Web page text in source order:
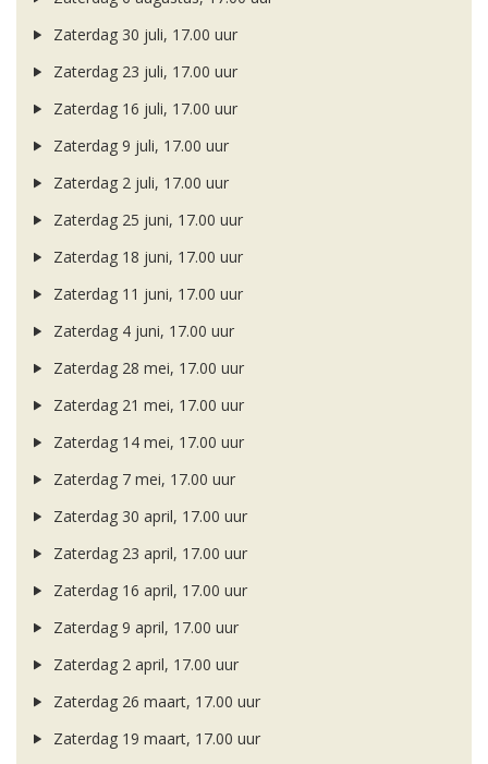
Zaterdag 30 juli, 17.00 uur
Zaterdag 23 juli, 17.00 uur
Zaterdag 16 juli, 17.00 uur
Zaterdag 9 juli, 17.00 uur
Zaterdag 2 juli, 17.00 uur
Zaterdag 25 juni, 17.00 uur
Zaterdag 18 juni, 17.00 uur
Zaterdag 11 juni, 17.00 uur
Zaterdag 4 juni, 17.00 uur
Zaterdag 28 mei, 17.00 uur
Zaterdag 21 mei, 17.00 uur
Zaterdag 14 mei, 17.00 uur
Zaterdag 7 mei, 17.00 uur
Zaterdag 30 april, 17.00 uur
Zaterdag 23 april, 17.00 uur
Zaterdag 16 april, 17.00 uur
Zaterdag 9 april, 17.00 uur
Zaterdag 2 april, 17.00 uur
Zaterdag 26 maart, 17.00 uur
Zaterdag 19 maart, 17.00 uur